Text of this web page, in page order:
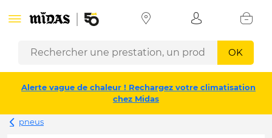
OK
Alerte vague de chaleur ! Rechargez votre climatisation
chez Midas
pneus